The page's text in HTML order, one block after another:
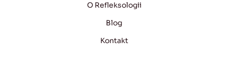
O Refleksologii
Blog
Kontakt